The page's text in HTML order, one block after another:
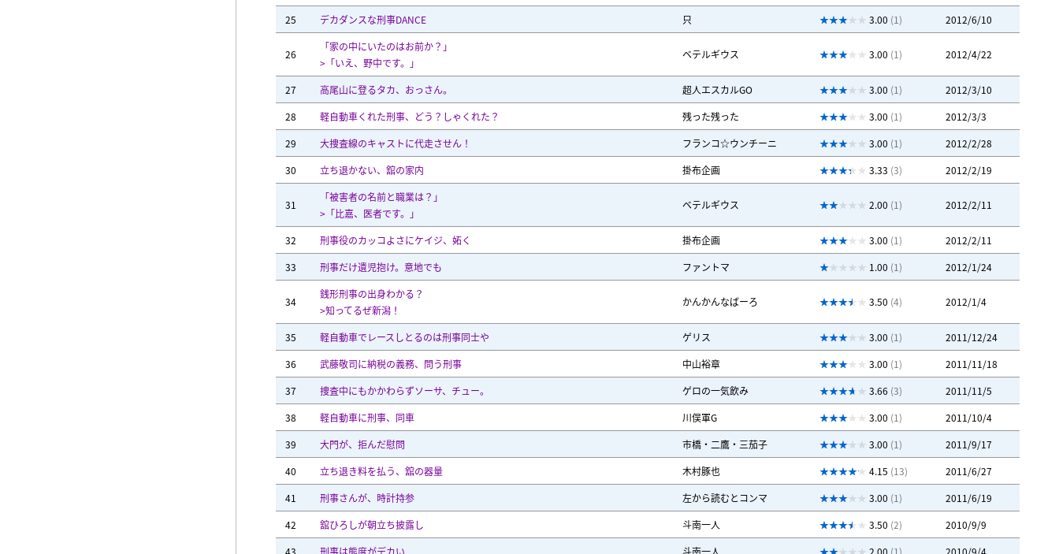
25
デカダンスな刑事DANCE 只 3.00 (1) 2012/6/10
26
「家の中にいたのはお前か？」
>「いえ、野中です。」
ベテルギウス 3.00 (1) 2012/4/22
27 高尾山に登るタカ、おっさん。 超人エスカルGO 3.00 (1)
2012/3/10
28
軽自動車くれた刑事、どう？しゃくれた？ 残った残った 3.00 (1)
2012/3/3
29
大捜査線のキャストに代走させん！ フランコ☆ウンチーニ 3.00 (1)
2012/2/28
30
立ち退かない、舘の家内 掛布企画 3.33 (3) 2012/2/19
31
「被害者の名前と職業は？」
>「比嘉、医者です。」
ベテルギウス 2.00 (1) 2012/2/11
32 刑事役のカッコよさにケイジ、妬く 掛布企画 3.00 (1)
2012/2/11
33
刑事だけ遺児抱け。意地でも ファントマ 1.00 (1) 2012/1/24
34
銭形刑事の出身わかる？
>知ってるぜ新潟！
かんかんなばーろ 3.50 (4) 2012/1/4
35 軽自動車でレースしとるのは刑事同士や ゲリス 3.00 (1)
2011/12/24
36
武藤敬司に納税の義務、問う刑事 中山裕章 3.00 (1)
2011/11/18
37
捜査中にもかかわらずソーサ、チュー。 ゲロの一気飲み 3.66 (3)
2011/11/5
38
軽自動車に刑事、同車 川俣軍G 3.00 (1)
2011/10/4
39
大門が、拒んだ慰問 市橋・二鷹・三茄子 3.00 (1)
2011/9/17
40
立ち退き料を払う、舘の器量 木村豚也 4.15 (13)
2011/6/27
41
刑事さんが、時計持参 左から読むとコンマ 3.00 (1)
2011/6/19
42
舘ひろしが朝立ち披露し 斗南一人 3.50 (2)
2010/9/9
43
刑事は態度がデカい 斗南一人 2.00 (1)
2010/9/4